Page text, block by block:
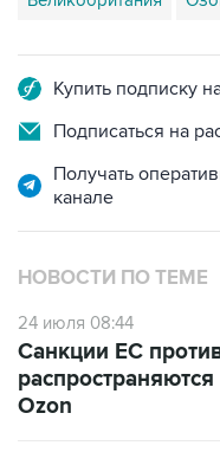
Купить подписку
Подписаться на
Получать
канале
НОВОСТИ ПО ТЕМЕ
24 июля 08:44
Санкции ЕС
Ozon